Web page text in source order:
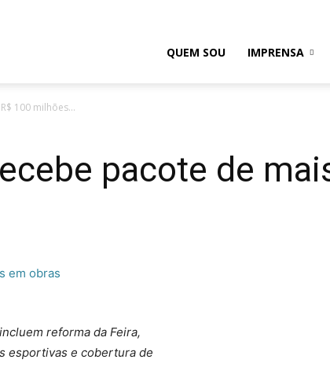
QUEM SOU IMPRENSA
100 milhões...
pacote de
reforma da Feira,
esportivas e cobertura de